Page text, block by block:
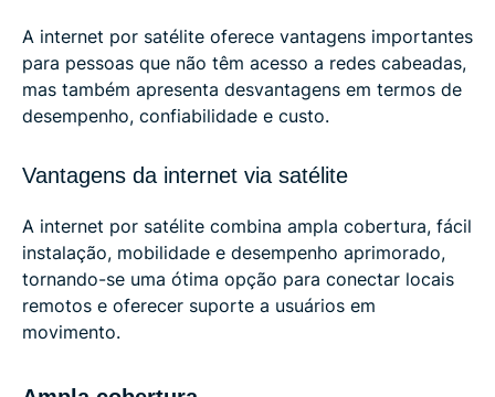
A internet por satélite oferece vantagens importantes
para pessoas que não têm acesso a redes cabeadas,
mas também apresenta desvantagens em termos de
desempenho, confiabilidade e custo.
Vantagens da internet via satélite
A internet por satélite combina ampla cobertura, fácil
instalação, mobilidade e desempenho aprimorado,
tornando-se uma ótima opção para conectar locais
remotos e oferecer suporte a usuários em
movimento.